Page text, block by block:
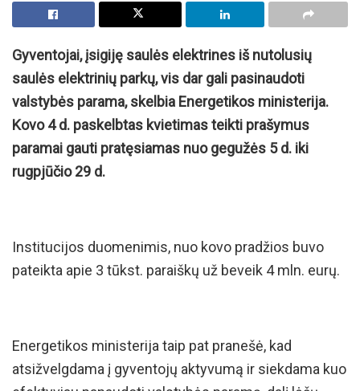
Gyventojai, įsigiję saulės elektrines iš nutolusių
saulės elektrinių parkų, vis dar gali pasinaudoti
valstybės parama, skelbia Energetikos ministerija.
Kovo 4 d. paskelbtas kvietimas teikti prašymus
paramai gauti pratęsiamas nuo gegužės 5 d. iki
rugpjūčio 29 d.
Institucijos duomenimis, nuo kovo pradžios buvo
pateikta apie 3 tūkst. paraiškų už beveik 4 mln. eurų.
Energetikos ministerija taip pat pranešė, kad
atsižvelgdama į gyventojų aktyvumą ir siekdama kuo